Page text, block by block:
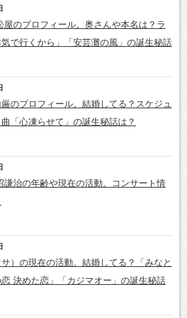
屋のプロフィール。奥さんや本名は？ラ
で行くから」「安芸灘の風」の誕生秘話
のプロフィール。結婚してる？スケジュ
「心凍らせて」の誕生秘話は？
謙治の年齢や現在の活動。コンサート情
）の現在の活動。結婚してる？「みなと
決めた恋」「カジマオー」の誕生秘話